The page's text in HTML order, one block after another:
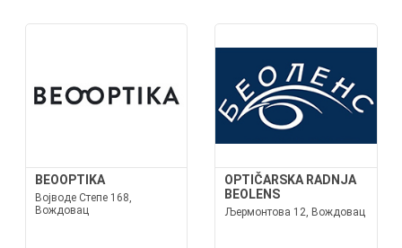
BEOOPTIKA
Војводе Степе 168,
Вождовац
OPTIČARSKA RADNJA
BEOLENS
Љермонтова 12, Вождовац